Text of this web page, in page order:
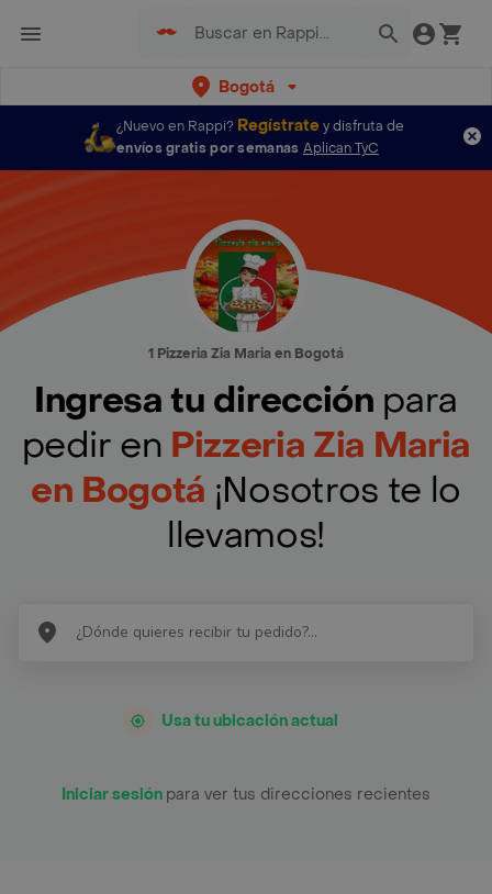
Bogotá
¿Nuevo en Rappi? Regístratey disfruta de
envíos gratis por semanas Aplican TyC
1 Pizzeria Zia Maria en Bogotá
Ingresa tu dirección para
pedir en Pizzeria Zia Maria
en Bogotá ¡Nosotros te lo
llevamos!
Usa tu ubicación actual
Iniciar sesión para ver tus direcciones recientes